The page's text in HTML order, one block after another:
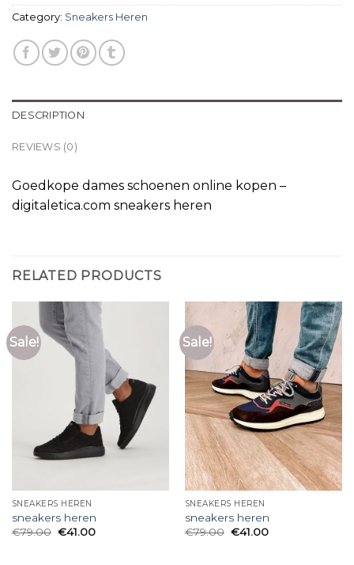
Category: Sneakers Heren
DESCRIPTION
REVIEWS (0)
Goedkope dames schoenen online kopen –
digitaletica.com sneakers heren
RELATED PRODUCTS
Sale!
SNEAKERS HEREN
sneakers heren
€79.00 €41.00
Sale!
SNEAKERS HEREN
sneakers heren
€79.00 €41.00